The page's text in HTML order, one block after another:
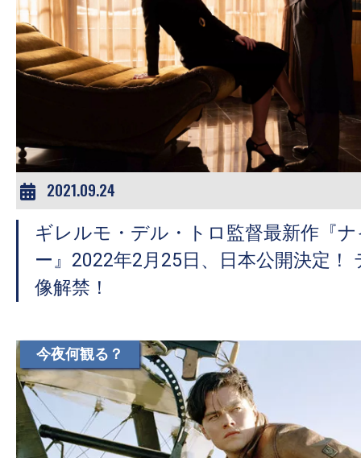
2021.09.24
ギレルモ・デル・トロ監督最新作『
ー』2022年2月25日、日本公開決定！
像解禁！
今夜何観る？